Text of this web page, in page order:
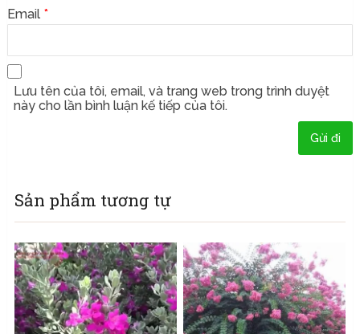
Email *
Lưu tên của tôi, email, và trang web trong trình duyệt
này cho lần bình luận kế tiếp của tôi.
Sản phẩm tương tự